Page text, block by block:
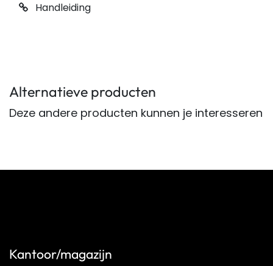
Handleiding
Alternatieve producten
Deze andere producten kunnen je interesseren
Kantoor/magazijn